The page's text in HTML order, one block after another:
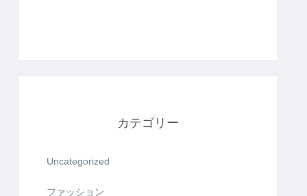
カテゴリー
Uncategorized
ファッション